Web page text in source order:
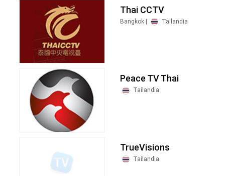
Thai CCTV
Bangkok | Tailandia
Peace TV Thai
Tailandia
TrueVisions
Tailandia